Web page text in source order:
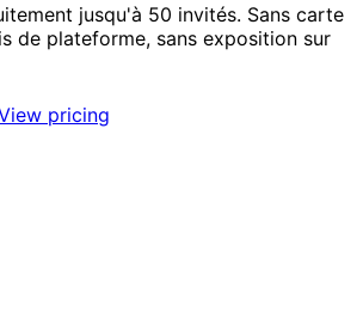
jusqu'à 50 invités. Sans carte
de plateforme, sans exposition sur
pricing